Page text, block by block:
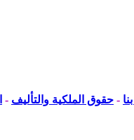
- حقوق الملكية والتأليف -